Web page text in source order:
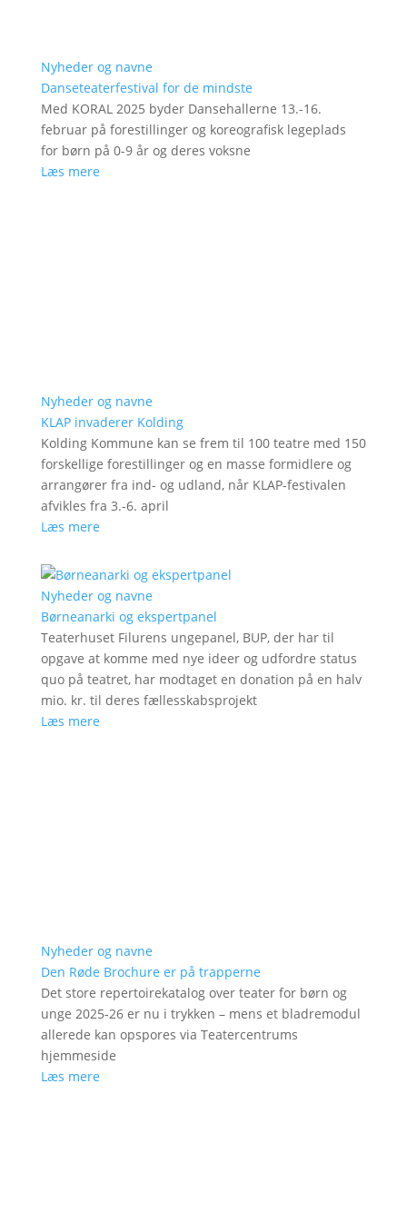
Nyheder og navne
Danseteaterfestival for de mindste
Med KORAL 2025 byder Dansehallerne 13.-16.
februar på forestillinger og koreografisk legeplads
for børn på 0-9 år og deres voksne
Læs mere
Nyheder og navne
KLAP invaderer Kolding
Kolding Kommune kan se frem til 100 teatre med 150
forskellige forestillinger og en masse formidlere og
arrangører fra ind- og udland, når KLAP-festivalen
afvikles fra 3.-6. april
Læs mere
Nyheder og navne
Børneanarki og ekspertpanel
Teaterhuset Filurens ungepanel, BUP, der har til
opgave at komme med nye ideer og udfordre status
quo på teatret, har modtaget en donation på en halv
mio. kr. til deres fællesskabsprojekt
Læs mere
Nyheder og navne
Den Røde Brochure er på trapperne
Det store repertoirekatalog over teater for børn og
unge 2025-26 er nu i trykken – mens et bladremodul
allerede kan opspores via Teatercentrums
hjemmeside
Læs mere